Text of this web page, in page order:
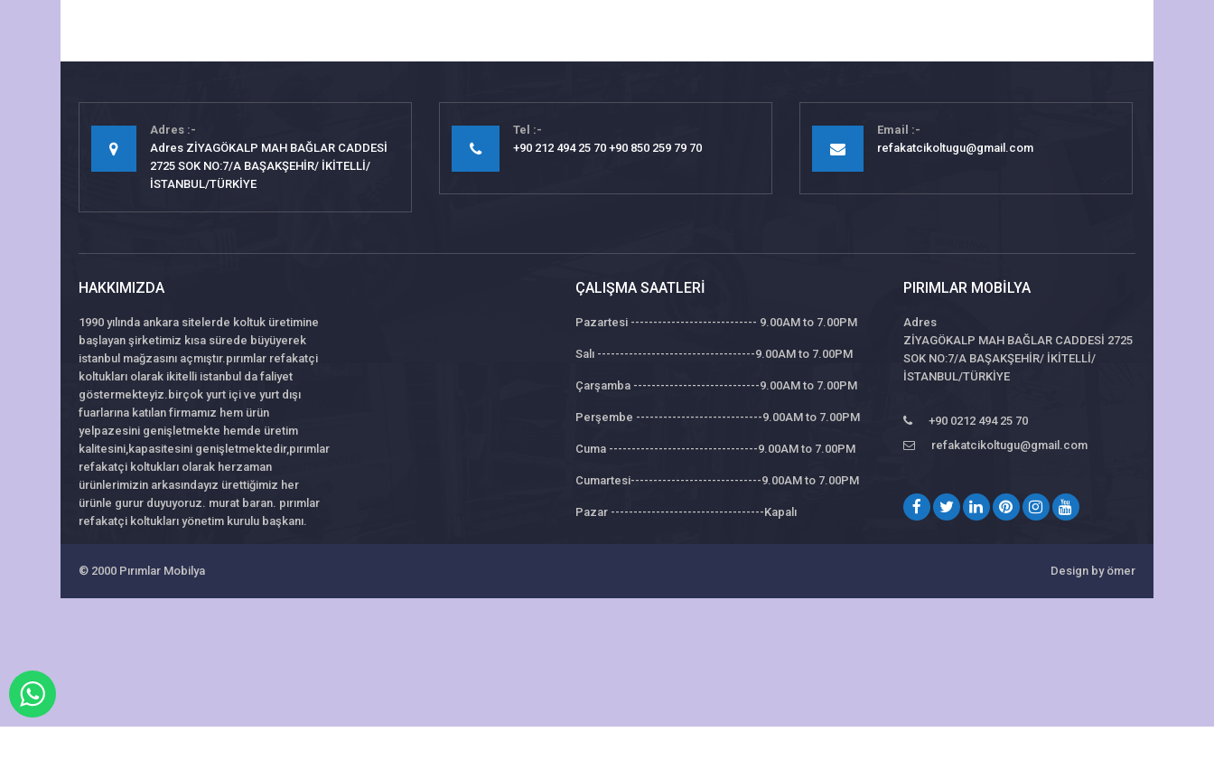
Adres
Adres ZİYAGÖKALP MAH BAĞLAR CADDESİ
2725 SOK NO:7/A BAŞAKŞEHİR/ İKİTELLİ/
İSTANBUL/TÜRKİYE
Tel
+90 212 494 25 70 +90 850 259 79 70
Email
refakatcikoltugu@gmail.com
HAKKIMIZDA
1990 yılında ankara sitelerde koltuk üretimine
başlayan şirketimiz kısa sürede büyüyerek
istanbul mağzasını açmıştır.pırımlar refakatçi
koltukları olarak ikitelli istanbul da faliyet
göstermekteyiz.birçok yurt içi ve yurt dışı
fuarlarına katılan firmamız hem ürün
yelpazesini genişletmekte hemde üretim
kalitesini,kapasitesini genişletmektedir,pırımlar
refakatçi koltukları olarak herzaman
ürünlerimizin arkasındayız ürettiğimiz her
ürünle gurur duyuyoruz. murat baran. pırımlar
refakatçi koltukları yönetim kurulu başkanı.
ÇALIŞMA SAATLERI
Pazartesi ---------------------------- 9.00AM to 7.00PM
Salı -----------------------------------9.00AM to 7.00PM
Çarşamba ----------------------------9.00AM to 7.00PM
Perşembe ----------------------------9.00AM to 7.00PM
Cuma ---------------------------------9.00AM to 7.00PM
Cumartesi-----------------------------9.00AM to 7.00PM
Pazar ----------------------------------Kapalı
PIRIMLAR MOBILYA
Adres
ZİYAGÖKALP MAH BAĞLAR CADDESİ 2725
SOK NO:7/A BAŞAKŞEHİR/ İKİTELLİ/
İSTANBUL/TÜRKİYE
+90 0212 494 25 70
refakatcikoltugu@gmail.com
© 2000 Pırımlar Mobilya Design by ömer